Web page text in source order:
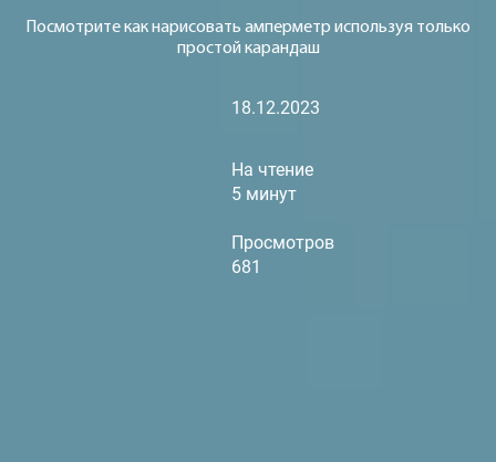
Посмотрите как нарисовать амперметр используя только
простой карандаш
18.12.2023
На чтение
5 минут
Просмотров
681